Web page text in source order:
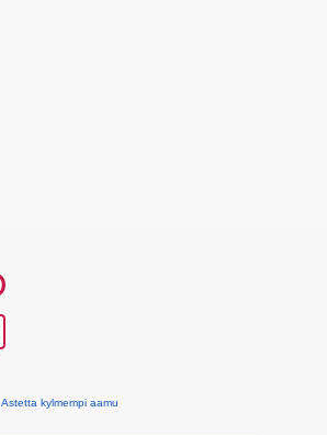
Astetta kylmempi aamu